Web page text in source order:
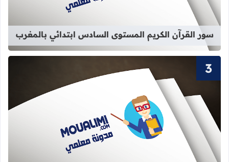
سور القرآن الكريم المستوى السادس ابتدائي بالمغرب
قراءة المزيد عن سور القرآن الكريم